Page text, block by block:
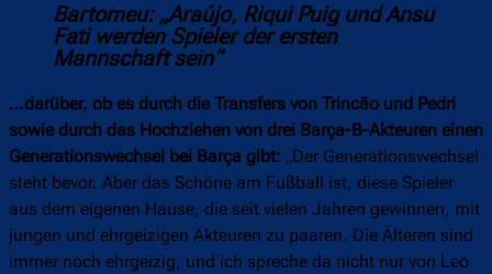
Bartomeu: „Araújo, Riqui Puig und Ansu
Fati werden Spieler der ersten
Mannschaft sein“
…darüber, ob es durch die Transfers von Trincão und Pedri
sowie durch das Hochziehen von drei Barça-B-Akteuren einen
Generationswechsel bei Barça gibt: „Der Generationswechsel
steht bevor. Aber das Schöne am Fußball ist, diese Spieler
aus dem eigenen Hause, die seit vielen Jahren gewinnen, mit
jungen und ehrgeizigen Akteuren zu paaren. Die Älteren sind
immer noch ehrgeizig, und ich spreche da nicht nur von Leo